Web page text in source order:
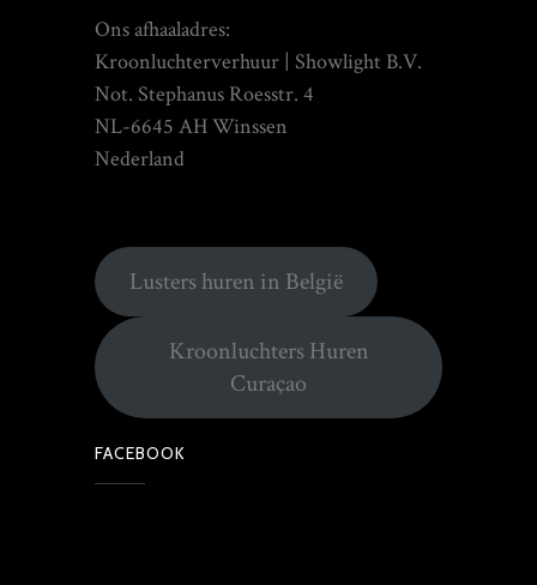
Ons afhaaladres:
Kroonluchterverhuur | Showlight B.V.
Not. Stephanus Roesstr. 4
NL-6645 AH Winssen
Nederland
Lusters huren in België
Kroonluchters Huren
Curaçao
FACEBOOK